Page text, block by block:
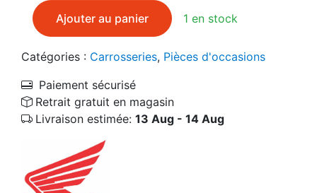
1 en stock
quantité de Sabot de carénage gauche d'occasion
Ajouter au panier
Catégories : Carrosseries, Pièces d'occasions
Paiement sécurisé
Retrait gratuit en magasin
Livraison estimée: 13 Aug - 14 Aug